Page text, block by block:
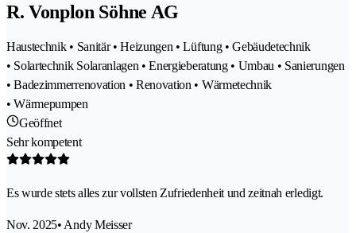
R. Vonplon Söhne AG
Haustechnik • Sanitär • Heizungen • Lüftung • Gebäudetechnik
• Solartechnik Solaranlagen • Energieberatung • Umbau • Sanierungen
• Badezimmerrenovation • Renovation • Wärmetechnik
• Wärmepumpen
Geöffnet
Sehr kompetent
Es wurde stets alles zur vollsten Zufriedenheit und zeitnah erledigt.
Nov. 2025• Andy Meisser